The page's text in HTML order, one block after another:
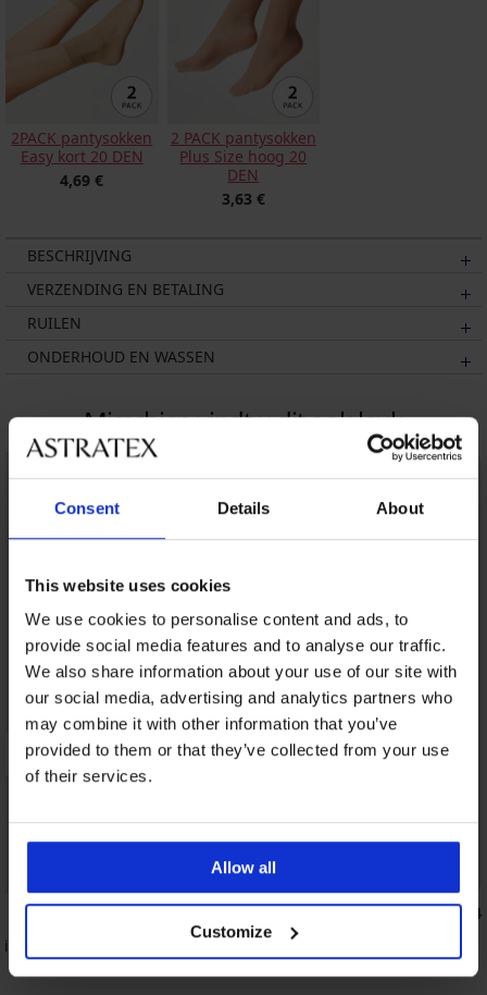
Consent Details About
This website uses cookies
We use cookies to personalise content and ads, to
provide social media features and to analyse our traffic.
We also share information about your use of our site with
our social media, advertising and analytics partners who
may combine it with other information that you’ve
provided to them or that they’ve collected from your use
of their services.
Allow all
Customize
2PACK pantysokken
Easy kort 20 DEN
4,69 €
2 PACK pantysokken
Plus Size hoog 20
DEN
3,63 €
BESCHRIJVING
VERZENDING EN BETALING
RUILEN
ONDERHOUD EN WASSEN
Misschien vindt u dit ook leuk
4,8
voorgevormd
3+1 GRATIS
4,4
Klassieke slip Bamboo Nature
19,99 €